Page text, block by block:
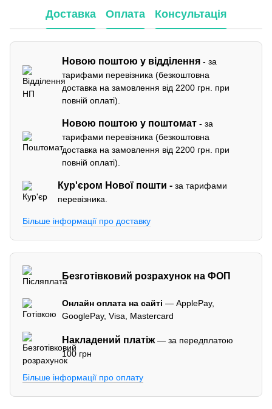
Доставка Оплата Консультація
Новою поштою у відділення - за
тарифами перевізника (безкоштовна
доставка на замовлення від 2200 грн. при
повній оплаті).
Новою поштою у поштомат - за
тарифами перевізника (безкоштовна
доставка на замовлення від 2200 грн. при
повній оплаті).
Кур'єром Нової пошти -за тарифами
перевізника.
Більше інформації про доставку
Безготівковий розрахунок на ФОП
Онлайн оплата на сайті — ApplePay,
GooglePay, Visa, Mastercard
Накладений платіж— за передплатою
100 грн
Більше інформації про оплату